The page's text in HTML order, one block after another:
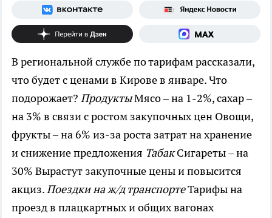
В региональной службе по тарифам рассказали,
что будет с ценами в Кирове в январе. Что
подорожает? ПродуктыМясо – на 1-2%, сахар –
на 3% в связи с ростом закупочных цен Овощи,
фрукты – на 6% из-за роста затрат на хранение
и снижение предложения ТабакСигареты – на
30% Вырастут закупочные цены и повысится
акциз.Поездки на ж/д транспортеТарифы на
проезд в плацкартных и общих вагонах